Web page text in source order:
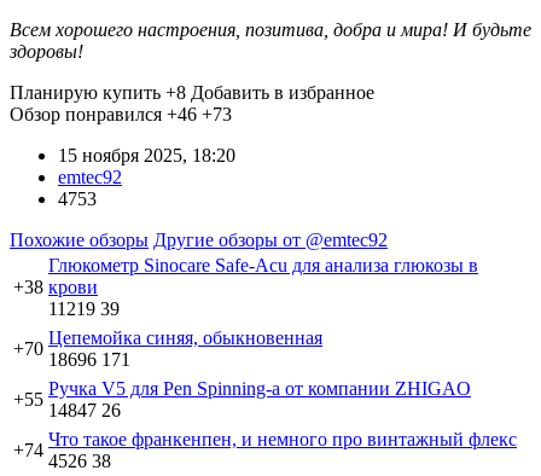
Всем хорошего настроения, позитива, добра и мира! И будьте
здоровы!
Планирую купить +8 Добавить в избранное
Обзор понравился +46 +73
15 ноября 2025, 18:20
emtec92
4753
Похожие обзоры Другие обзоры от @emtec92
+38
Глюкометр Sinocare Safe-Acu для анализа глюкозы в
крови
11219 39
+70
Цепемойка синяя, обыкновенная
18696 171
+55
Ручка V5 для Pen Spinning-а от компании ZHIGAO
14847 26
+74
Что такое франкенпен, и немного про винтажный флекс
4526 38